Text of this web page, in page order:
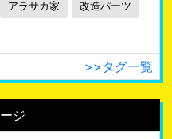
アラサカ家 改造パーツ
>>タグ一覧
ジ